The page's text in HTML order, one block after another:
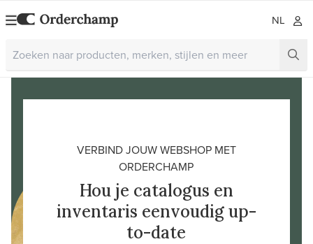
NL
VERBIND JOUW WEBSHOP MET
ORDERCHAMP
Hou je catalogus en
inventaris eenvoudig up-
to-date